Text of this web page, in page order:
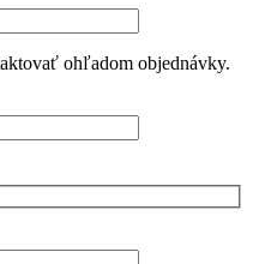
ohľadom objednávky.